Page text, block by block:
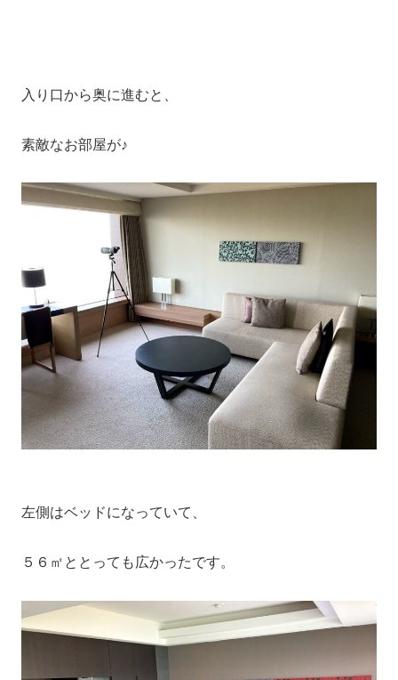
入り口から奥に進むと、
素敵なお部屋が♪
左側はベッドになっていて、
５６㎡ととっても広かったです。